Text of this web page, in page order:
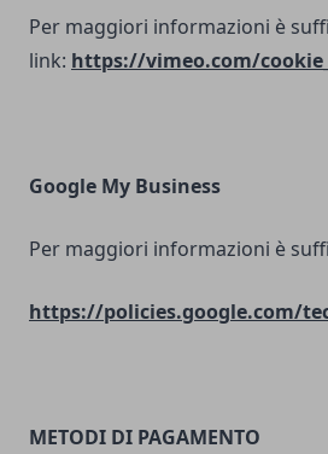
Per maggiori informazioni è
link: https://vimeo.com/
Google My Business
Per maggiori informazioni è
https://policies.google.com/
METODI DI PAGAMENTO